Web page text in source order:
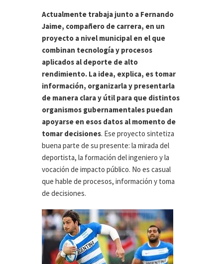
Actualmente trabaja junto a Fernando
Jaime, compañero de carrera, en un
proyecto a nivel municipal en el que
combinan tecnología y procesos
aplicados al deporte de alto
rendimiento. La idea, explica, es tomar
información, organizarla y presentarla
de manera clara y útil para que distintos
organismos gubernamentales puedan
apoyarse en esos datos al momento de
tomar decisiones. Ese proyecto sintetiza
buena parte de su presente: la mirada del
deportista, la formación del ingeniero y la
vocación de impacto público. No es casual
que hable de procesos, información y toma
de decisiones.